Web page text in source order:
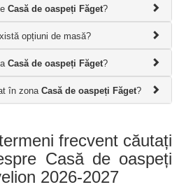
Casă de oaspeți Făget?
opțiuni de masă?
Casă de oaspeți Făget?
în zona Casă de oaspeți Făget?
frecvent căutați
Casă de oaspeți
2026-2027